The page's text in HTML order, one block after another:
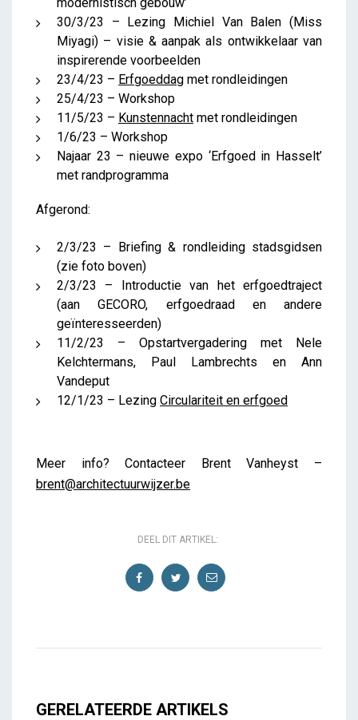
30/3/23 – Lezing Michiel Van Balen (Miss
Miyagi) – visie & aanpak als ontwikkelaar van
inspirerende voorbeelden
23/4/23 – Erfgoeddag met rondleidingen
25/4/23 – Workshop
11/5/23 – Kunstennacht met rondleidingen
1/6/23 – Workshop
Najaar 23 – nieuwe expo ‘Erfgoed in Hasselt’
met randprogramma
Afgerond:
2/3/23 – Briefing & rondleiding stadsgidsen
(zie foto boven)
2/3/23 – Introductie van het erfgoedtraject
(aan GECORO, erfgoedraad en andere
geïnteresseerden)
11/2/23 – Opstartvergadering met Nele
Kelchtermans, Paul Lambrechts en Ann
Vandeput
12/1/23 – Lezing Circulariteit en erfgoed
Meer info? Contacteer Brent Vanheyst –
brent@architectuurwijzer.be
DEEL DIT ARTIKEL:
GERELATEERDE ARTIKELS